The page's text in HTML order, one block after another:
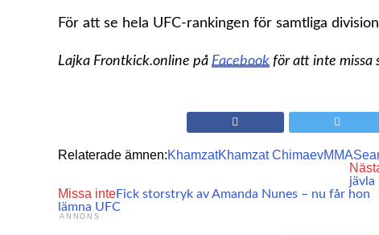
För att se hela UFC-rankingen för samtliga
Lajka Frontkick.online på Facebook för att inte missa
Relaterade ämnen:KhamzatKhamzat ChimaevMMA
jävla
Missa inteFick storstryk av Amanda Nunes – nu får hon
lämna UFC
ANNONS